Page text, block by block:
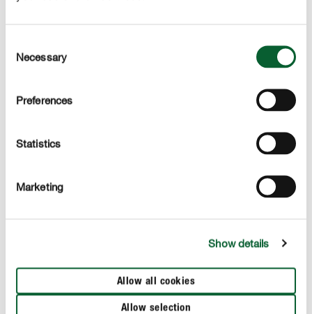
Selection
Necessary
Preferences
Statistics
Marketing
Show details
Allow all cookies
Allow selection
We raden je aan om voor een gietbeurt
de vochtigheid van de bodem te controleren door een
vinger in de bodem te stoppen.
Hoe vaak moet ik mijn snijbietplanten bemesten?
bevorderen en zeker te zijn van een rijke oogst, moet je
je snijbietplanten voorzien van de juiste voedingsstoffen.
en een gezonde oogst. Dit kan bijvoorbeeld met een
vloeibare meststof die je maandelijks toevoegt aan